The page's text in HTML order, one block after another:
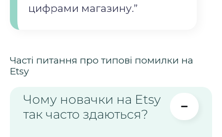
цифрами магазину.”
Часті питання про типові помилки на
Etsy
Чому новачки на Etsy
так часто здаються?